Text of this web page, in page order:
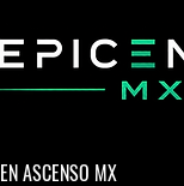
EN ASCENSO MX